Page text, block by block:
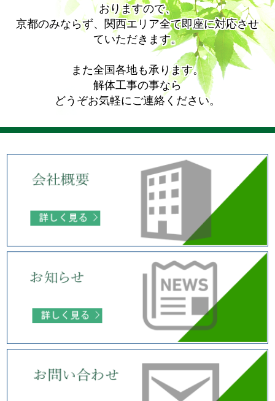
おりますので、
京都のみならず、関西エリア全て即座に対応させ
ていただきます。
また全国各地も承ります。
解体工事の事なら
どうぞお気軽にご連絡ください。